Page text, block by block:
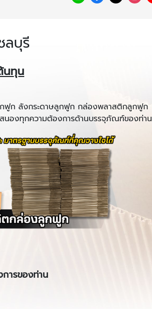
ลบุรี
นทุน
กฟูก ลังกระดาษลูกฟูก กล่องพลาสติกลูกฟูก
นองทุกความต้องการด้านบรรจุภัณฑ์ของท่าน
ารของท่าน